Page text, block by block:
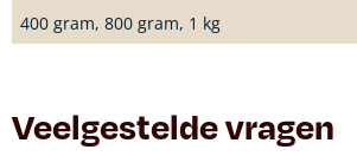
400 gram, 800 gram, 1 kg
Veelgestelde vragen